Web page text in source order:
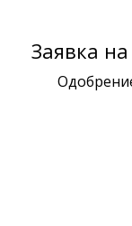
Заявка